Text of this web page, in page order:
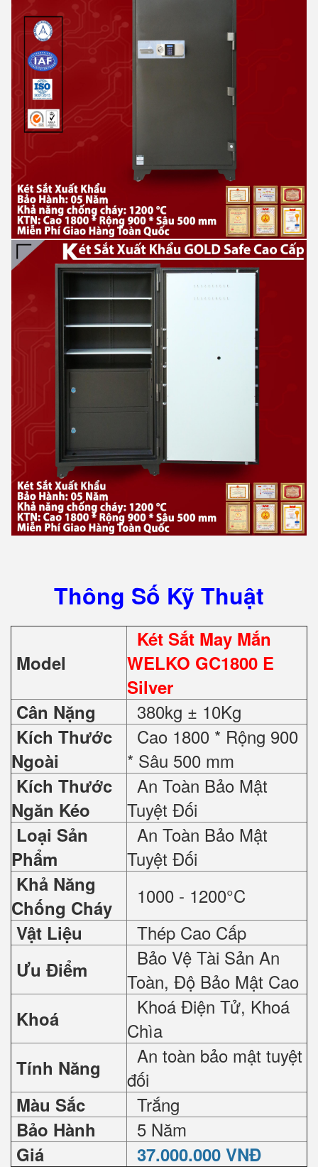
Thông Số Kỹ Thuật
Model
Két Sắt May Mắn
WELKO GC1800 E
Silver
Cân Nặng
380kg ± 10Kg
Kích Thước
Ngoài
Cao 1800 * Rộng 900
* Sâu 500 mm
Kích Thước
Ngăn Kéo
An Toàn Bảo Mật
Tuyệt Đối
Loại Sản
Phẩm
An Toàn Bảo Mật
Tuyệt Đối
Khả Năng
Chống Cháy
1000 - 1200°C
Vật Liệu Thép Cao Cấp
Ưu Điểm
Bảo Vệ Tài Sản An
Toàn, Độ Bảo Mật Cao
Khoá
Khoá Điện Tử, Khoá
Chìa
Tính Năng
An toàn bảo mật tuyệt
đối
Màu Sắc Trắng
Bảo Hành 5 Năm
Giá 37.000.000 VNĐ